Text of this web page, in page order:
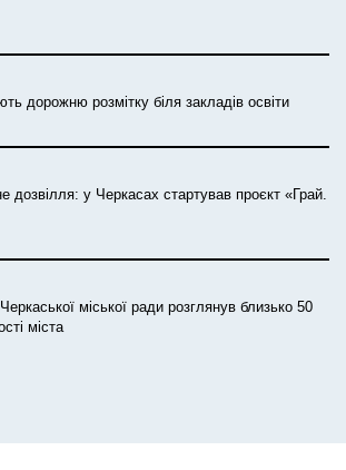
дорожню розмітку біля закладів освіти
дозвілля: у Черкасах стартував проєкт «Грай.
міської ради розглянув близько 50
міста